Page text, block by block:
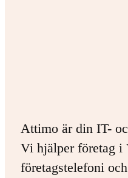
Attimo är din IT-
Vi hjälper företag i
företagstelefoni